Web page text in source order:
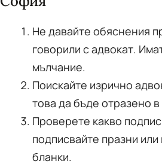
Не давайте обяснения
говорили с адвокат.
мълчание.
Поискайте изрично
това да бъде отразено
Проверете какво
подписвайте празни
бланки.